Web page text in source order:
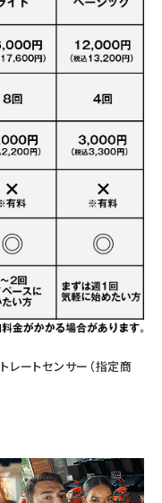
レートセンサー（指定商